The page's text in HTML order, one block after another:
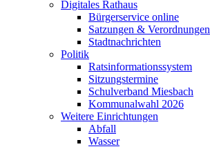
Digitales Rathaus
Bürgerservice online
Satzungen & Verordnungen
Stadtnachrichten
Politik
Ratsinformationssystem
Sitzungstermine
Schulverband Miesbach
Kommunalwahl 2026
Weitere Einrichtungen
Abfall
Wasser